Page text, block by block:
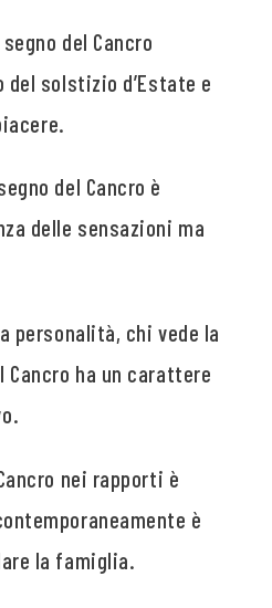
del Cancro
solstizio d’Estate e
del Cancro è
delle sensazioni ma
personalità, chi vede la
ha un carattere
nei rapporti è
è
la famiglia.